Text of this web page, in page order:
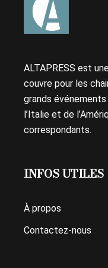
ALTAPRESS est
couvre pour les
grands
l’Italie et de
correspondants.
INFOS UTILES
À propos
Contactez-nous